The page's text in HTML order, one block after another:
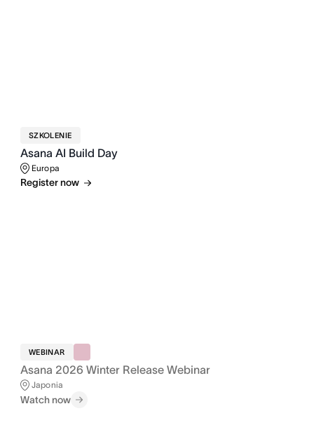
SZKOLENIE
Asana AI Build Day
Europa
Register now
WEBINAR
Asana 2026 Winter Release Webinar
Japonia
Watch now